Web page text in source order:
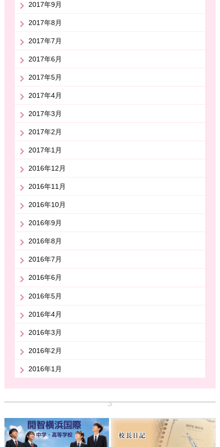
2017年9月
2017年8月
2017年7月
2017年6月
2017年5月
2017年4月
2017年3月
2017年2月
2017年1月
2016年12月
2016年11月
2016年10月
2016年9月
2016年8月
2016年7月
2016年6月
2016年5月
2016年4月
2016年3月
2016年2月
2016年1月